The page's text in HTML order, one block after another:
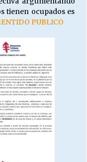
DESPIDOS
a 135 años. “La
tienen ocupados es
PUBLICO